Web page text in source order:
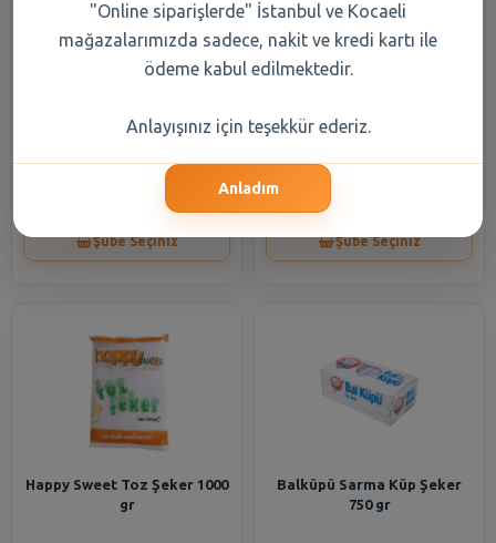
Şube Seçiniz Şube Seçiniz
Happy Sweet Toz Şeker 1000
gr
Balküpü Sarma Küp Şeker
750 gr
"Online siparişlerde" İstanbul ve Kocaeli
mağazalarımızda sadece, nakit ve kredi kartı ile
ödeme kabul edilmektedir.
Anlayışınız için teşekkür ederiz.
Anladım